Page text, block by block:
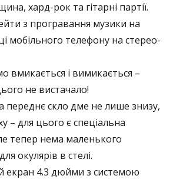
хард-рок та гітарні партії.
з програвання музики на
мобільного телефону на стерео-
вмикається і вимикається –
не вистачало!
переднє скло дме не лише знизу,
– для цього є спеціальна
тепер нема маленького
окулярів в стелі.
екран 4.3 дюйми з системою